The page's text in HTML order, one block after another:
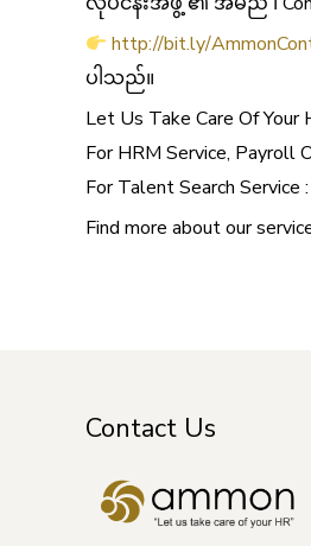
http://bit.ly/
ပါသည်။
Let Us Take Care Of Your
For HRM Service, Payroll
For Talent Search
Find more about our
Contact Us